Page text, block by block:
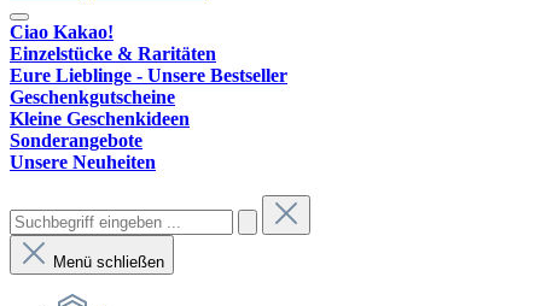
Ciao Kakao!
Einzelstücke & Raritäten
Eure Lieblinge - Unsere Bestseller
Geschenkgutscheine
Kleine Geschenkideen
Sonderangebote
Unsere Neuheiten
Menü schließen